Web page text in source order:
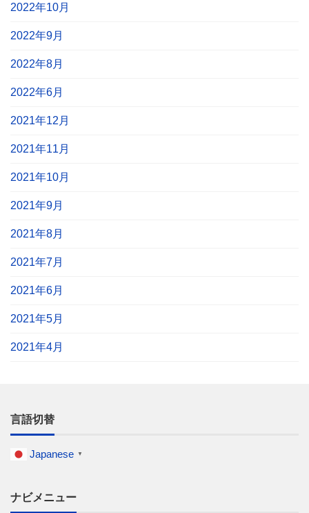
2022年10月
2022年9月
2022年8月
2022年6月
2021年12月
2021年11月
2021年10月
2021年9月
2021年8月
2021年7月
2021年6月
2021年5月
2021年4月
言語切替
Japanese ▼
ナビメニュー